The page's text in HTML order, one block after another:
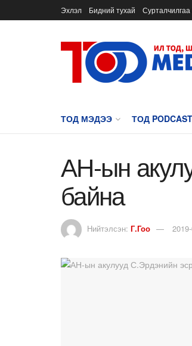
Эхлэл Бидний тухай
ТОД МЭДЭЭ ТОД PODCAST
АН-ын
байна
Нийтэлсэн: Г.Гоо